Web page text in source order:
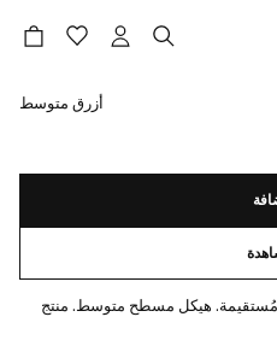
أزرق متوسط
هيكل مسطح متوسط. منتج